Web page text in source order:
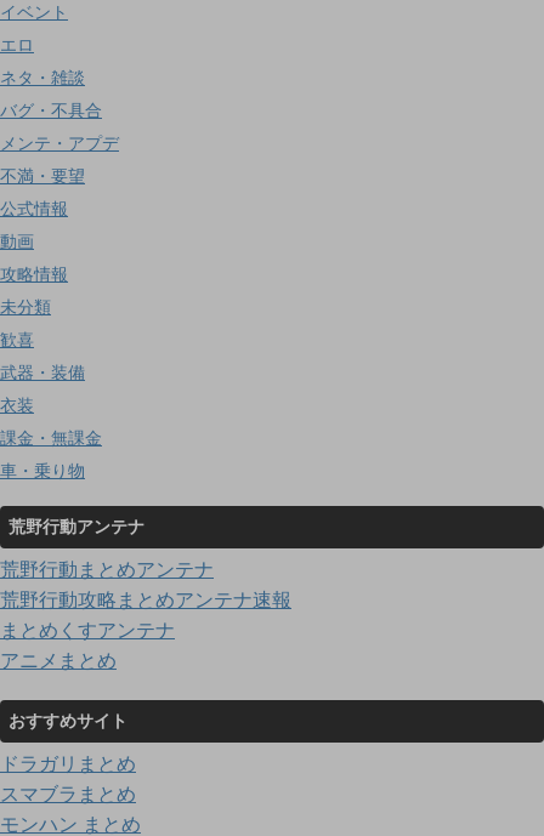
イベント
エロ
ネタ・雑談
バグ・不具合
メンテ・アプデ
不満・要望
公式情報
動画
攻略情報
未分類
歓喜
武器・装備
衣装
課金・無課金
車・乗り物
荒野行動アンテナ
荒野行動まとめアンテナ
荒野行動攻略まとめアンテナ速報
まとめくすアンテナ
アニメまとめ
おすすめサイト
ドラガリまとめ
スマブラまとめ
モンハン まとめ